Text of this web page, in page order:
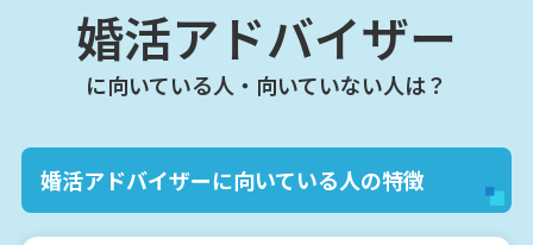
婚活アドバイザー
に向いている人・向いていない人は？
婚活アドバイザーに向いている人の特徴